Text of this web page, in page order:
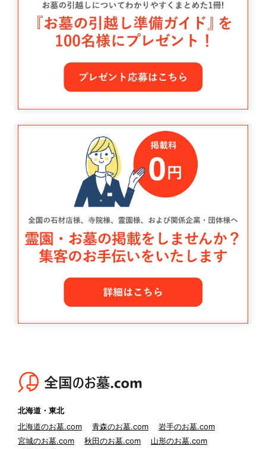
北海道・東北
北海道のお墓.com
青森のお墓.com
岩手のお墓.com
宮城のお墓.com
秋田のお墓.com
山形のお墓.com